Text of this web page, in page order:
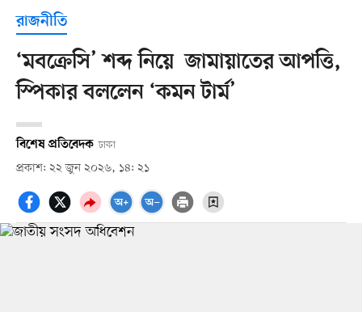
রাজনীতি
‘মবক্রেসি’ শব্দ নিয়ে জামায়াতের আপত্তি,
স্পিকার বললেন ‘কমন টার্ম’
বিশেষ প্রতিবেদক ঢাকা
প্রকাশ: ২২ জুন ২০২৬, ১৪: ২১